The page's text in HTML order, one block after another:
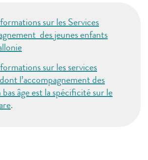
sur les Services
des jeunes enfants
sur les services
l’accompagnement des
âge est laspécificité sur le
.